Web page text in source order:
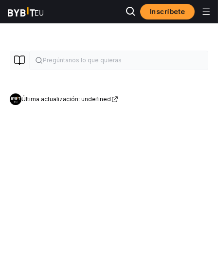
Inscríbete
Última actualización: undefined